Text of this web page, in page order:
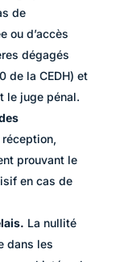
de
ou d’accès
dégagés
de la CEDH) et
le juge pénal.
prouvant le
en cas de
La nullité
dans les